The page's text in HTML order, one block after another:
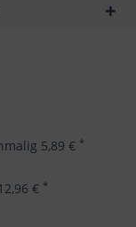
5,89 € *
€ *